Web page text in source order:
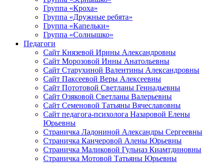
Группа «Кроха»
Группа «Дружные ребята»
Группа «Капельки»
Группа «Солнышко»
Педагоги
Сайт Князевой Ирины Александровны
Сайт Морозовой Инны Анатольевны
Сайт Старухиной Валентины Александровны
Сайт Паксеевой Веры Алексеевны
Сайт Пототовой Светланы Геннадьевны
Сайт Озяковой Светланы Валерьевны
Сайт Семеновой Татьяны Вячеславовны
Сайт педагога-психолога Назаровой Елены
Юрьевны
Страничка Ладониной Александры Сергеевны
Страничка Канчеровой Алены Юрьевны
Страничка Маликовой Гульназ Киамтдиновны
Страничка Мотовой Татьяны Юрьевны